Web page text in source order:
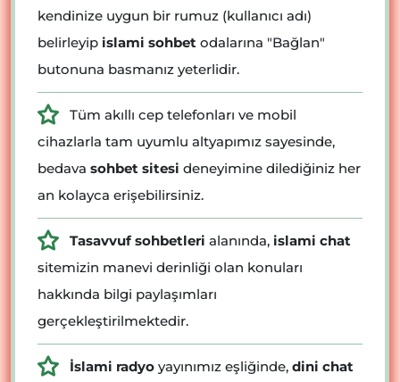
kendinize uygun bir rumuz (kullanıcı adı)
belirleyip islami sohbet odalarına "Bağlan"
butonuna basmanız yeterlidir.
Tüm akıllı cep telefonları ve mobil
cihazlarla tam uyumlu altyapımız sayesinde,
bedava sohbet sitesi deneyimine dilediğiniz her
an kolayca erişebilirsiniz.
Tasavvuf sohbetleri alanında, islami chat
sitemizin manevi derinliği olan konuları
hakkında bilgi paylaşımları
gerçekleştirilmektedir.
İslami radyo yayınımız eşliğinde, dini chat